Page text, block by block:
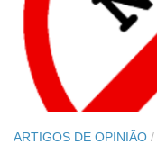
ARTIGOS DE OPINIÃO /